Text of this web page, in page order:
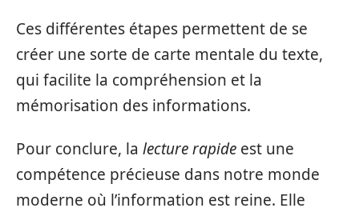
Ces différentes étapes permettent de se
créer une sorte de carte mentale du texte,
qui facilite la compréhension et la
mémorisation des informations.
Pour conclure, la lecture rapide est une
compétence précieuse dans notre monde
moderne où l’information est reine. Elle